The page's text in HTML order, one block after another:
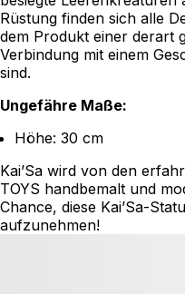
Rüstung finden sich alle
dem Produkt einer derart
Verbindung mit einem
sind.
Ungefähre Maße:
Höhe: 30 cm
Kai’Sa wird von den
TOYS handbemalt und
Chance, diese Kai’Sa-
aufzunehmen!